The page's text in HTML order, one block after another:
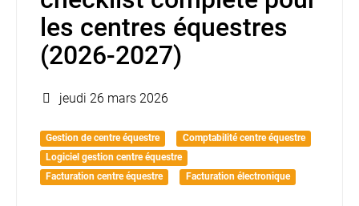
les centres équestres
(2026-2027)
jeudi 26 mars 2026
Gestion de centre équestre
Comptabilité centre équestre
Logiciel gestion centre équestre
Facturation centre équestre
Facturation électronique